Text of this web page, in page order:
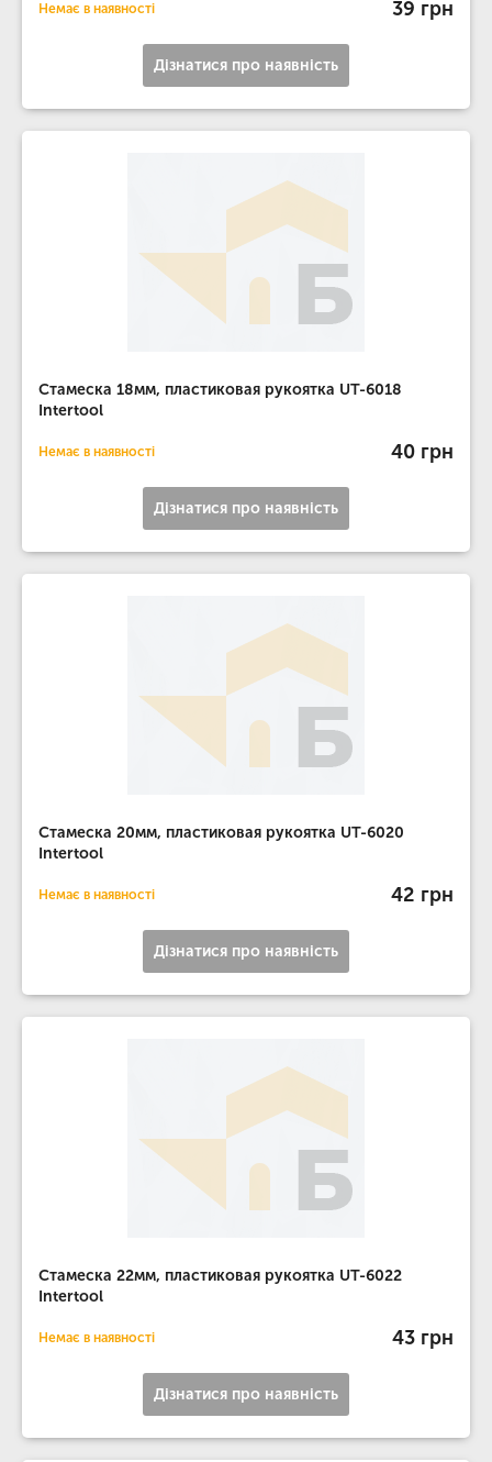
Немає в наявності 39 грн
Дізнатися про наявність
Стамеска 18мм, пластиковая рукоятка UT-6018
Intertool
Немає в наявності 40 грн
Дізнатися про наявність
Стамеска 20мм, пластиковая рукоятка UT-6020
Intertool
Немає в наявності 42 грн
Дізнатися про наявність
Стамеска 22мм, пластиковая рукоятка UT-6022
Intertool
Немає в наявності 43 грн
Дізнатися про наявність